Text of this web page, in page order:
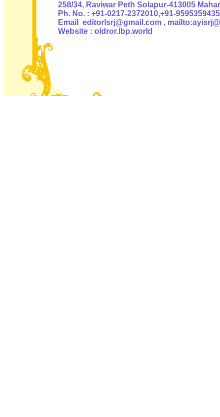
258/34, Raviwar Peth Solapur-413005
Ph. No. : +91-0217-2372010,+91-9595359435
Email editorlsrj@gmail.com ,
Website : oldror.lbp.world